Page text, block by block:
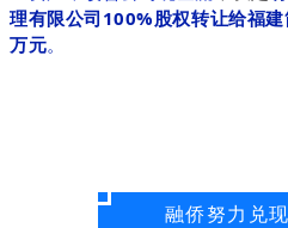
理有限公司100%股权转让给福
万元。
融侨努力兑